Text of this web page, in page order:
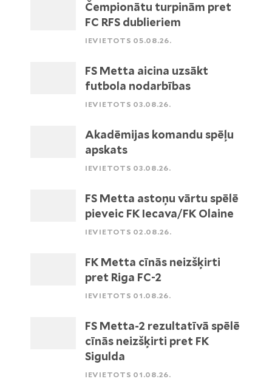
Čempionātu turpinām pret
FC RFS dublieriem
IEVIETOTS 05.08.26.
FS Metta aicina uzsākt
futbola nodarbības
IEVIETOTS 03.08.26.
Akadēmijas komandu spēļu
apskats
IEVIETOTS 03.08.26.
FS Metta astoņu vārtu spēlē
pieveic FK Iecava/FK Olaine
IEVIETOTS 02.08.26.
FK Metta cīnās neizšķirti
pret Riga FC-2
IEVIETOTS 01.08.26.
FS Metta-2 rezultatīvā spēlē
cīnās neizšķirti pret FK
Sigulda
IEVIETOTS 01.08.26.